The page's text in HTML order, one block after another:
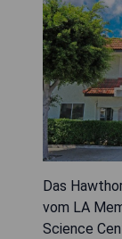
Das
vom LA
Science